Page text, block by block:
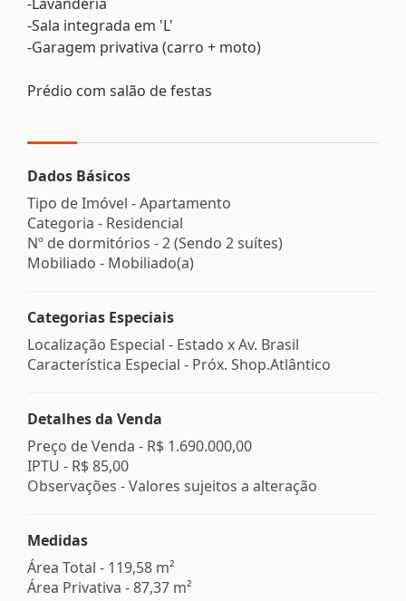
-Sala integrada em 'L'
-Garagem privativa (carro + moto)
Prédio com salão de festas
Dados Básicos
Tipo de Imóvel - Apartamento
Categoria - Residencial
Nº de dormitórios - 2 (Sendo 2 suítes)
Mobiliado - Mobiliado(a)
Categorias Especiais
Localização Especial - Estado x Av. Brasil
Característica Especial - Próx. Shop.Atlântico
Detalhes da Venda
Preço de Venda - R$ 1.690.000,00
IPTU - R$ 85,00
Observações - Valores sujeitos a alteração
Medidas
Área Total - 119,58 m²
Área Privativa - 87,37 m²